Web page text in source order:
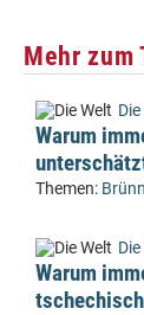
Mehr zum
Warum
Themen: Brünn
Warum